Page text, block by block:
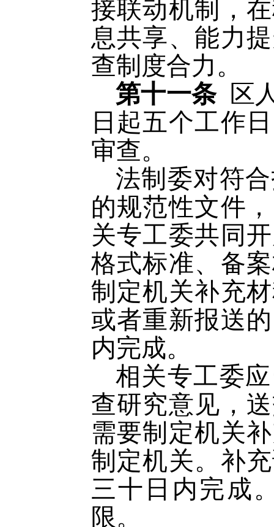
接联动机制，
息共享、能力
查制度合力。
第十一条 区
日起五个工作
审查。
法制委对符
的规范性文件
关专工委共同
格式标准、备
制定机关补充
或者重新报送
内完成。
相关专工委
查研究意见，
需要制定机关
制定机关。补
三十日内完成
限。